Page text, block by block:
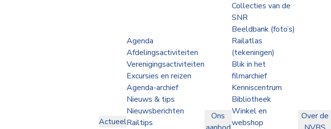
Actueel
Agenda
Afdelingsactiviteiten
Verenigingsactiviteiten
Excursies en reizen
Agenda-archief
Nieuws & tips
Nieuwsberichten
Railtips
Ons
Collecties van de
SNR
Beeldbank (foto’s)
Railatlas
(tekeningen)
Blik in het
filmarchief
Kenniscentrum
Bibliotheek
Winkel en
webshop
Over de